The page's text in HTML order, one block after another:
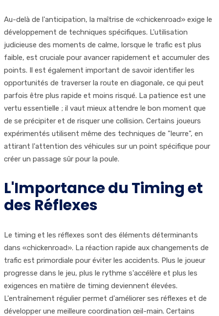
Au-delà de l'anticipation, la maîtrise de «chickenroad» exige le
développement de techniques spécifiques. L'utilisation
judicieuse des moments de calme, lorsque le trafic est plus
faible, est cruciale pour avancer rapidement et accumuler des
points. Il est également important de savoir identifier les
opportunités de traverser la route en diagonale, ce qui peut
parfois être plus rapide et moins risqué. La patience est une
vertu essentielle ; il vaut mieux attendre le bon moment que
de se précipiter et de risquer une collision. Certains joueurs
expérimentés utilisent même des techniques de "leurre", en
attirant l'attention des véhicules sur un point spécifique pour
créer un passage sûr pour la poule.
L'Importance du Timing et
des Réflexes
Le timing et les réflexes sont des éléments déterminants
dans «chickenroad». La réaction rapide aux changements de
trafic est primordiale pour éviter les accidents. Plus le joueur
progresse dans le jeu, plus le rythme s'accélère et plus les
exigences en matière de timing deviennent élevées.
L'entraînement régulier permet d'améliorer ses réflexes et de
développer une meilleure coordination œil-main. Certains